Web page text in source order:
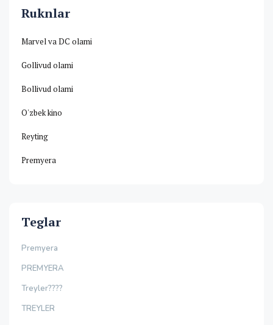
Ruknlar
Marvel va DC olami
Gollivud olami
Bollivud olami
O'zbek kino
Reyting
Premyera
Teglar
Premyera
PREMYERA
Treyler????
TREYLER